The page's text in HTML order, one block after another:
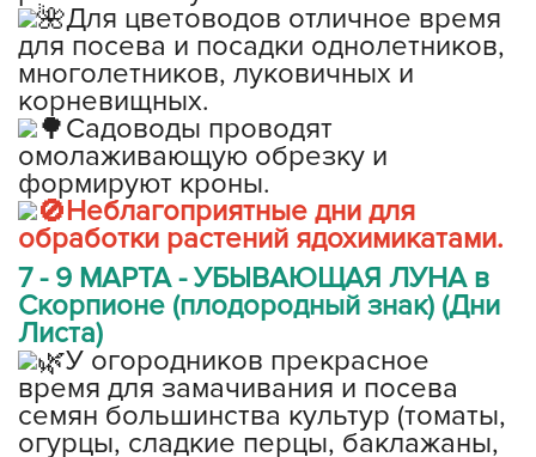
Для цветоводов отличное время
для посева и посадки однолетников,
многолетников, луковичных и
корневищных.
Садоводы проводят
омолаживающую обрезку и
формируют кроны.
Неблагоприятные дни для
обработки растений ядохимикатами.
7 - 9 МАРТА - УБЫВАЮЩАЯ ЛУНА в
Скорпионе (плодородный знак) (Дни
Листа)
У огородников прекрасное
время для замачивания и посева
семян большинства культур (томаты,
огурцы, сладкие перцы, баклажаны,